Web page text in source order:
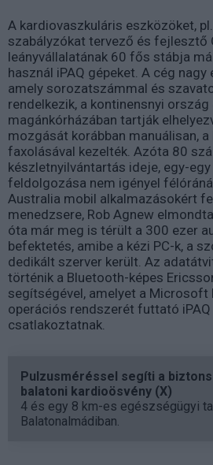
A kardiovaszkuláris eszközöket,
szabályzókat tervező és fejlesztő
leányvállalatának 60 fős stábja
használ iPAQ gépeket. A cég
amely sorozatszámmal és
rendelkezik, a kontinensnyi
magánkórházában tartják
mozgását korábban manuálisan,
faxolásával kezelték. Azóta 80
készletnyilvántartás ideje, egy-
feldolgozása nem igényel
Australia mobil alkalmazásokért
menedzsere, Rob Agnew
óta már meg is térült a 300 ezer
befektetés, amibe a kézi PC-k, a
dedikált szerver került. Az
történik a Bluetooth-képes
segítségével, amelyet a Microsoft
operációs rendszerét futtató iPAQ
csatlakoztatnak.
Pulzusméréssel segíti a
balatoni kardioösvény (X)
4 és egy 8 km-es egészségügyi
Balatonalmádiban.